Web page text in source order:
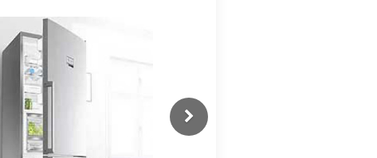
Previous